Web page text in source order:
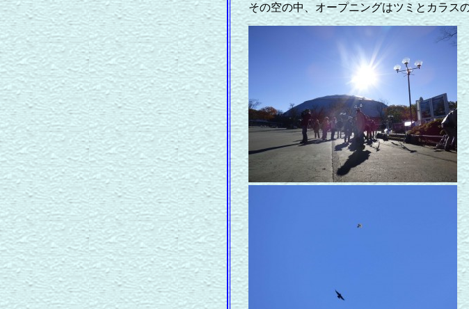
その空の中、オープニングはツミとカラス